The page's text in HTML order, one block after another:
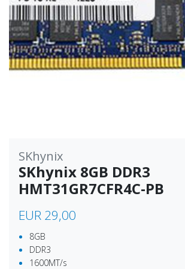
SKhynix
SKhynix 8GB DDR3
HMT31GR7CFR4C-PB
EUR 29,00
8GB
DDR3
1600MT/s